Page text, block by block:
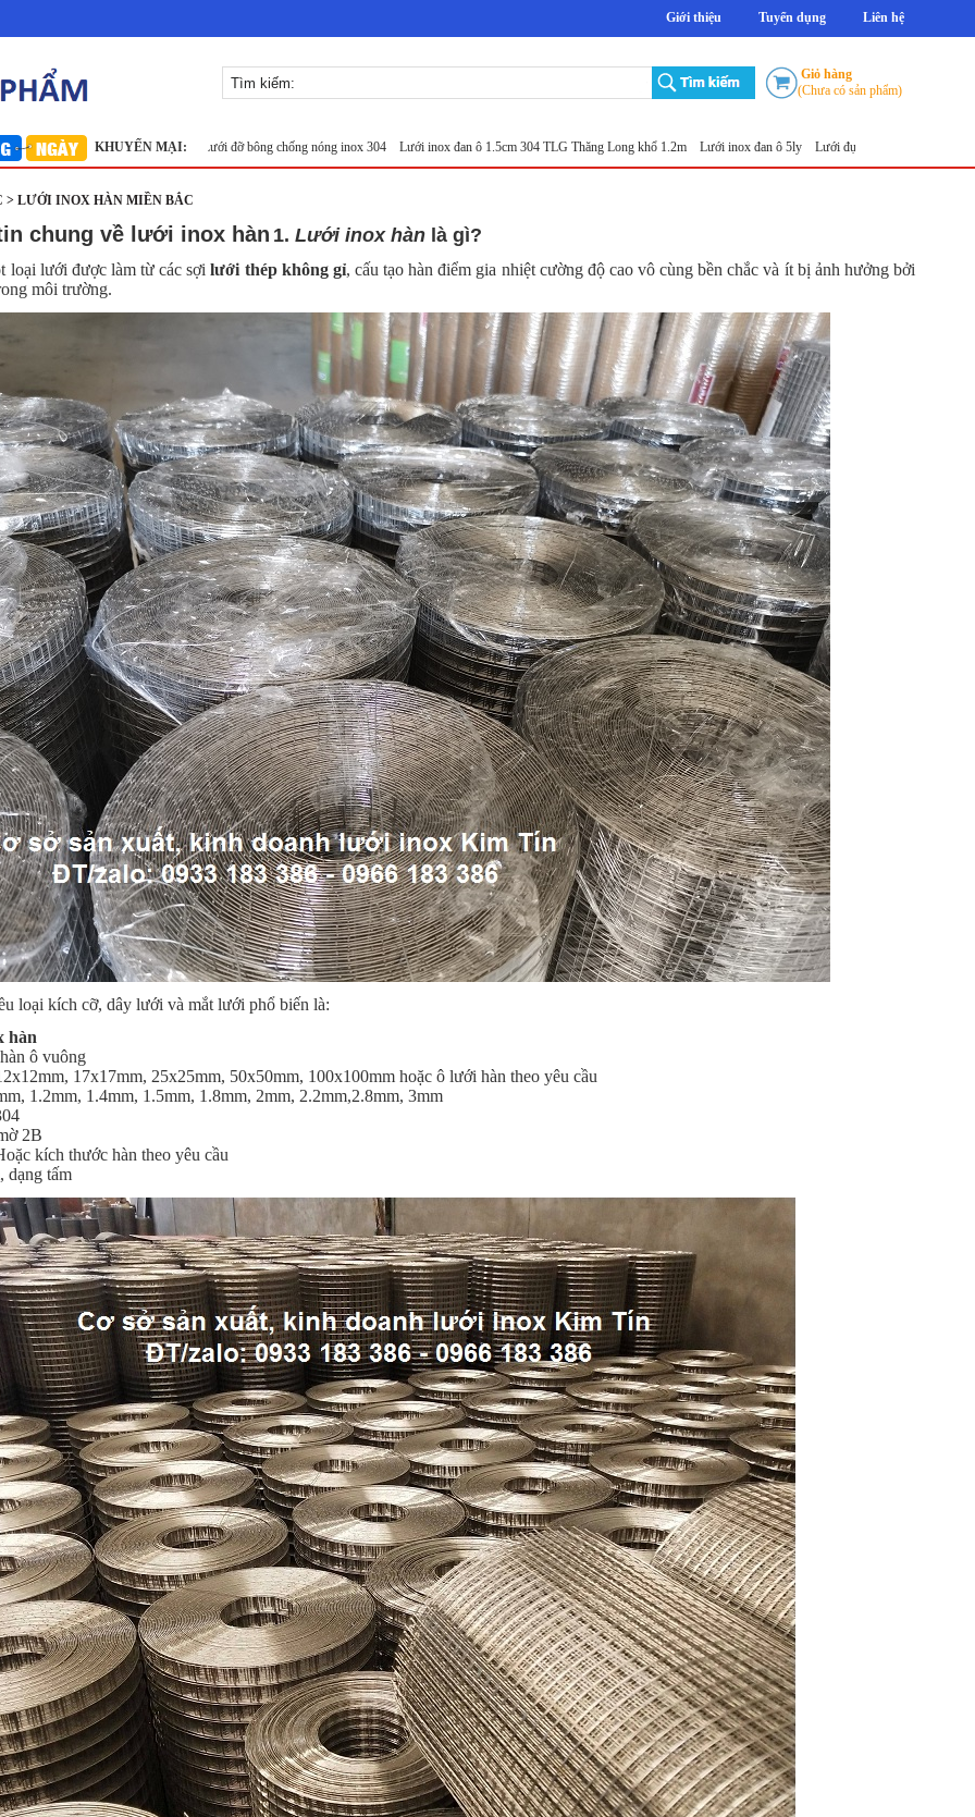
Giới thiệu Tuyển dụng Liên hệ
Giỏ hàng
(Chưa có sản phẩm)
KHUYẾN MẠI:
304 Lưới inox Miền Bắc Lưới đỡ bông chống nóng inox 304 Lưới inox đan ô 1.5cm 304 TLG Thăng Long khổ 1.2m Lưới inox đan ô 5ly Lưới đục lỗ tròn
LƯỚI INOX HÀN MIỀN BẮC
chung về lưới inox hàn 1. Lưới inox hàn là gì?
loại lưới được làm từ các sợilưới thép không gỉ, cấu tạo hàn điểm gia nhiệt cường độ cao vô cùng bền chắc và ít bị ảnh hưởng bởi
môi trường.
loại kích cỡ, dây lưới và mắt lưới phổ biến là:
hàn
ô vuông
17x17mm, 25x25mm, 50x50mm, 100x100mm hoặc ô lưới hàn theo yêu cầu
1.2mm, 1.4mm, 1.5mm, 1.8mm, 2mm, 2.2mm,2.8mm, 3mm
2B
kích thước hàn theo yêu cầu
dạng tấm